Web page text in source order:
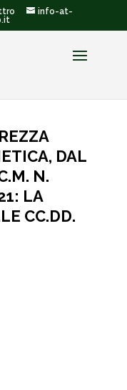
info-at-
DAL
N.
LA
CC.DD.